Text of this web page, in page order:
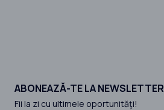
ABONEAZĂ-TE LA NEWSLETTER
Fii la zi cu ultimele oportunităţi!